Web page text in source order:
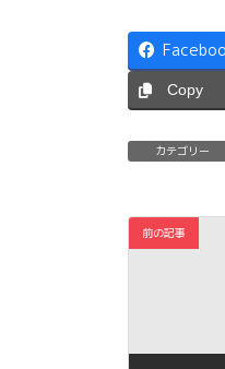
Copy
カテゴリー
前の記事